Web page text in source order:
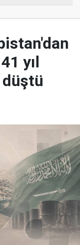
yıl
düştü